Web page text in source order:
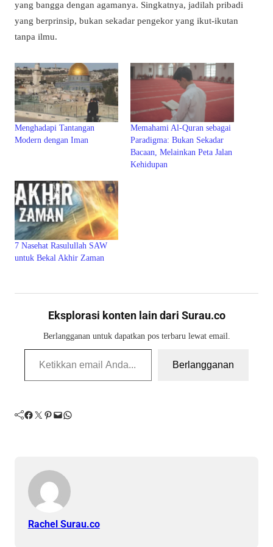
yang bangga dengan agamanya. Singkatnya, jadilah pribadi
yang berprinsip, bukan sekadar pengekor yang ikut-ikutan
tanpa ilmu.
Menghadapi Tantangan
Modern dengan Iman
Memahami Al-Quran sebagai
Paradigma: Bukan Sekadar
Bacaan, Melainkan Peta Jalan
Kehidupan
7 Nasehat Rasulullah SAW
untuk Bekal Akhir Zaman
Eksplorasi konten lain dari Surau.co
Berlangganan untuk dapatkan pos terbaru lewat email.
Ketikkan email Anda...
Berlangganan
Facebook Twitter Pinterest Mail WhatsApp
Rachel Surau.co